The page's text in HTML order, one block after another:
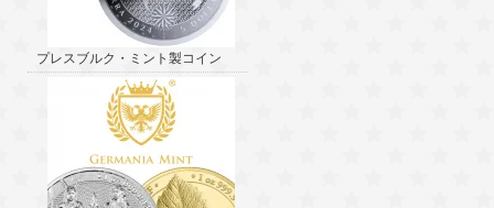
プレスブルク・ミント製コイン